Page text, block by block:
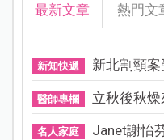
最新文章 熱門文
新知快遞 新北割頸
醫師專欄 立秋後秋
名人家庭 Janet謝怡